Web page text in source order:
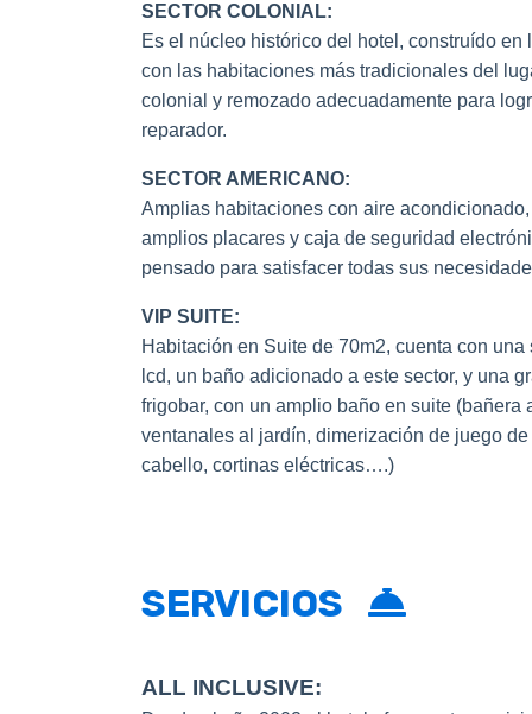
SECTOR COLONIAL:
Es el núcleo histórico del hotel, construído en
con las habitaciones más tradicionales del
colonial y remozado adecuadamente para
reparador.
SECTOR AMERICANO:
Amplias habitaciones con aire
amplios placares y caja de seguridad
pensado para satisfacer todas sus
VIP SUITE:
Habitación en Suite de 70m2, cuenta con
lcd, un baño adicionado a este sector, y una
frigobar, con un amplio baño en suite (bañera
ventanales al jardín, dimerización de juego
cabello, cortinas eléctricas….)
SERVICIOS
ALL INCLUSIVE: